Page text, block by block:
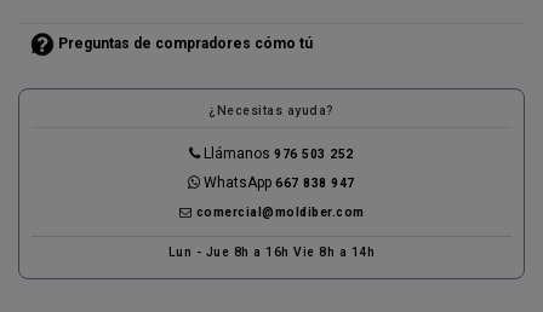
(1 reseñas)
Preguntas de compradores cómo tú
¿Necesitas ayuda?
Llámanos976 503 252
WhatsApp667 838 947
comercial@moldiber.com
Lun - Jue 8h a 16h Vie 8h a 14h